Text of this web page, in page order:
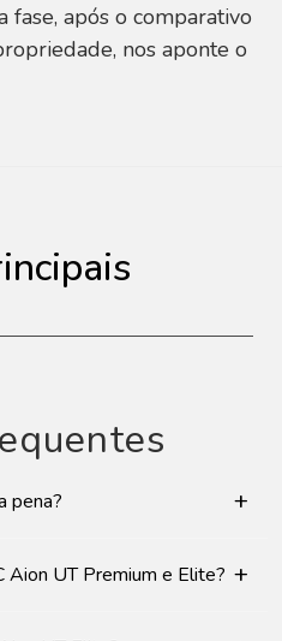
fase, após o comparativo
nos aponte o
pena? +
Aion UT Premium e Elite? +